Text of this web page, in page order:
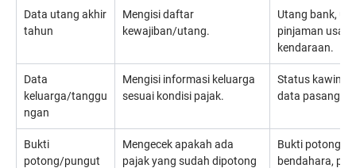
Data utang akhir
tahun
Mengisi daftar
kewajiban/utang.
Utang bank,
pinjaman
kendaraan.
Data
keluarga/tanggu
ngan
Mengisi informasi keluarga
sesuai kondisi pajak.
Status kawin,
data pasangan
Bukti
potong/pungut
Mengecek apakah ada
pajak yang sudah dipotong
Bukti potong
bendahara,